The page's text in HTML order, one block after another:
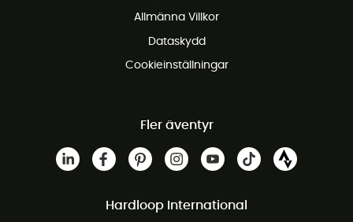
Allmänna Villkor
Dataskydd
Cookieinställningar
Fler äventyr
Hardloop International